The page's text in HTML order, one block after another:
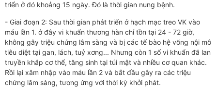
triển ở đó khoảng 15 ngày. Đó là thời gian nung bệnh.
- Giai đoạn 2: Sau thời gian phát triển ở hạch mạc treo VK vào
máu lần 1. ở đây vi khuẩn thư­­ơng hàn chỉ tồn tại 24 - 72 giờ,
không gây triệu chứng lâm sàng và bị các tế bào hệ võng nội mô
tiêu diệt tại gan, lách, tuỷ x­­ơng... Nh­­ưng còn 1 số vi khuẩn đã lan
truyền khắp cơ thể, tăng sinh tại túi mật và nhiều cơ quan khác.
Rồi lại xâm nhập vào máu lần 2 và bắt đầu gây ra các triệu
chứng lâm sàng, t­­ương ứng với thời kỳ khởi phát.